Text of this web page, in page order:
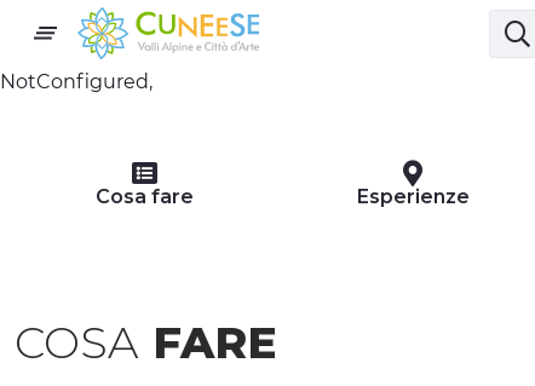
NotConfigured,
Cosa fare Esperienze
COSA FARE